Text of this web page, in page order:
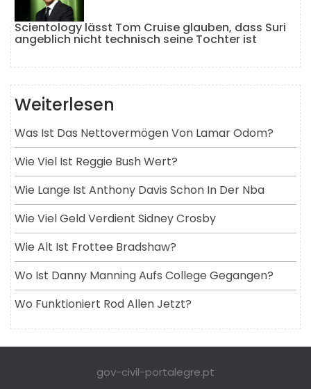
Scientology lässt Tom Cruise glauben, dass Suri
angeblich nicht technisch seine Tochter ist
Weiterlesen
Was Ist Das Nettovermögen Von Lamar Odom?
Wie Viel Ist Reggie Bush Wert?
Wie Lange Ist Anthony Davis Schon In Der Nba
Wie Viel Geld Verdient Sidney Crosby
Wie Alt Ist Frottee Bradshaw?
Wo Ist Danny Manning Aufs College Gegangen?
Wo Funktioniert Rod Allen Jetzt?
gov-civil-portalegre.pt